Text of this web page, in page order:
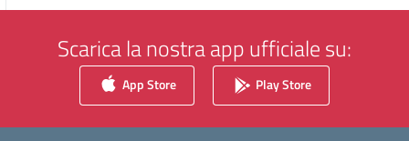
Scarica la nostra app ufficiale su:
App Store Play Store